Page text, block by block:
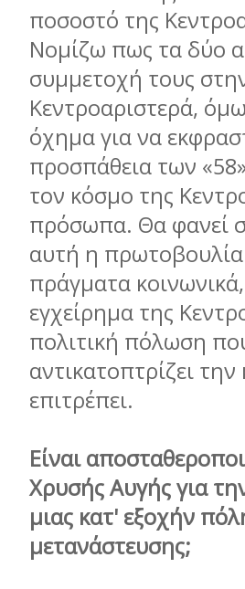
ποσοστό της
Νομίζω πως τα δύο
συμμετοχή τους
Κεντροαριστερά,
όχημα για να
προσπάθεια των
τον κόσμο της
πρόσωπα. Θα φανεί
αυτή η
πράγματα
εγχείρημα της
πολιτική πόλωση
αντικατοπτρίζει
επιτρέπει.
Είναι
Χρυσής Αυγής για
μιας κατ' εξοχήν
μετανάστευσης;